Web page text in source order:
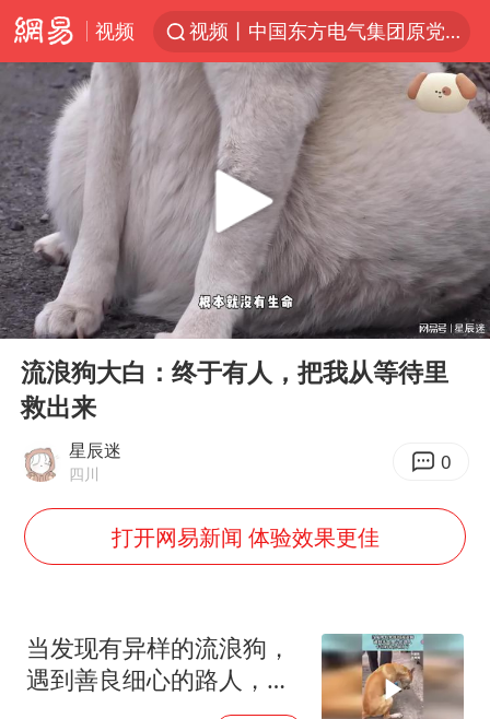
视频
视频丨中国东方电气集团原党组副书记、董事宋致远被查
名创优品一次性内裤 颜面尽失
“China Cool”火了，老外爱上中国避暑游
香港宏福苑火灾或由烟头引起
网约车司机充电时猝死保险拒赔
中国父女泰国骑摩托车坠崖1死1伤
周末打虎 宋致远被查
白海豚将正面袭击贯穿浙江
刘浩存百花奖开幕式红裙起舞
泰国初中生饮弹自尽前开了26枪
“准2万亿”之城点名支持三所大学
Play
00:00 03:06
流浪狗大白：终于有人，把我从等待里
救出来
星辰迷
四川 0
打开网易新闻 体验效果更佳
当发现有异样的流浪狗，
遇到善良细心的路人，卡